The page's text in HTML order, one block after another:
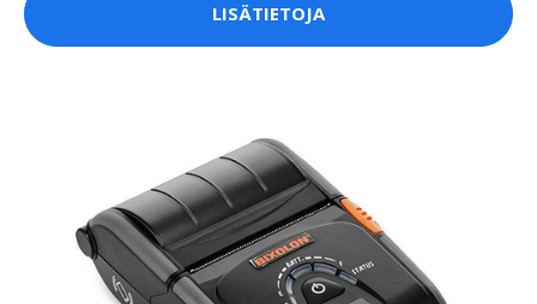
LISÄTIETOJA